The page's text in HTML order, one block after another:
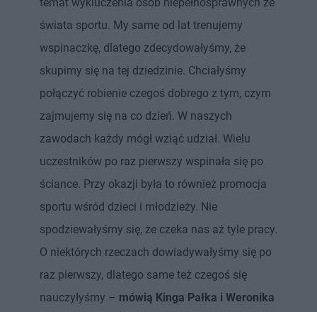
świata sportu. My same od lat trenujemy
wspinaczkę, dlatego zdecydowałyśmy, że
skupimy się na tej dziedzinie. Chciałyśmy
połączyć robienie czegoś dobrego z tym, czym
zajmujemy się na co dzień. W naszych
zawodach każdy mógł wziąć udział. Wielu
uczestników po raz pierwszy wspinała się po
ściance. Przy okazji była to również promocja
sportu wśród dzieci i młodzieży. Nie
spodziewałyśmy się, że czeka nas aż tyle pracy.
O niektórych rzeczach dowiadywałyśmy się po
raz pierwszy, dlatego same też czegoś się
nauczyłyśmy – mówią Kinga Pałka i Weronika